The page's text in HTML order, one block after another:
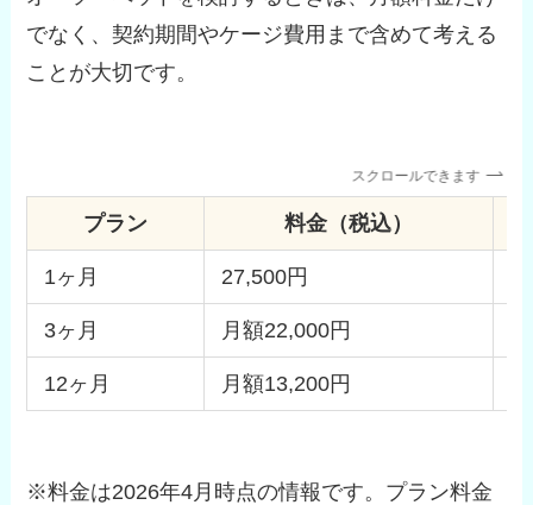
でなく、契約期間やケージ費用まで含めて考える
ことが大切です。
スクロールできます
プラン 料金（税込）
1ヶ月 27,500円
3ヶ月 月額22,000円
12ヶ月 月額13,200円
※料金は2026年4月時点の情報です。プラン料金